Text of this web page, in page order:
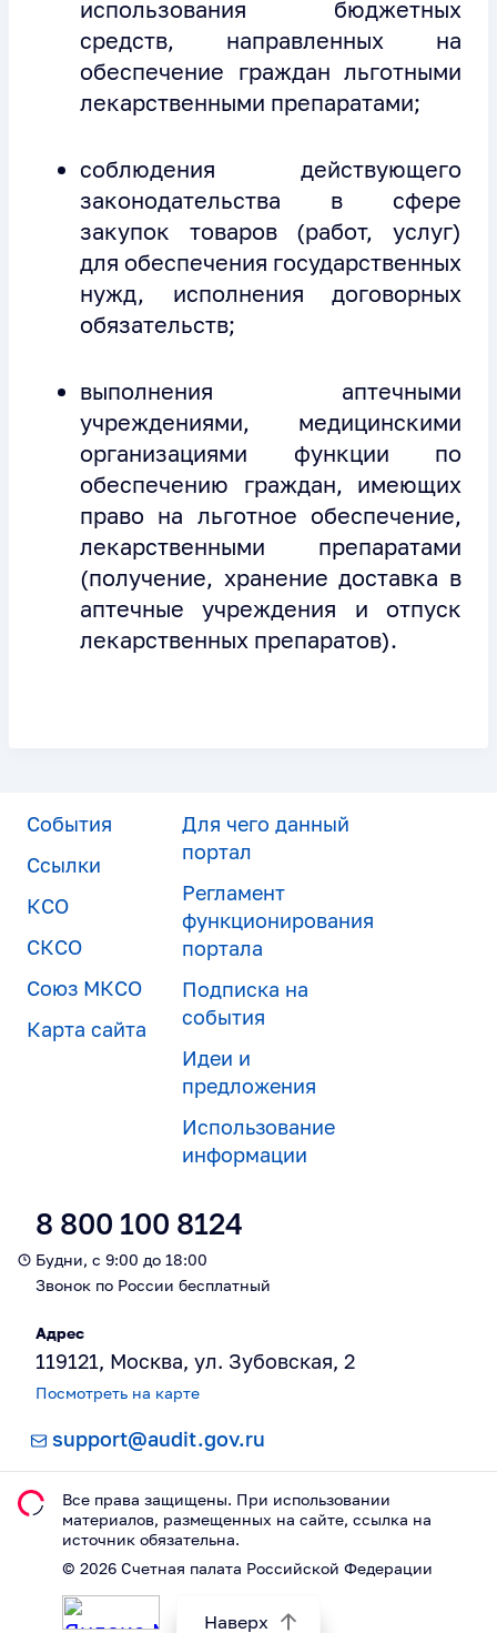
использования бюджетных
средств, направленных на
обеспечение граждан льготными
лекарственными препаратами;
соблюдения действующего
законодательства в сфере
закупок товаров (работ, услуг)
для обеспечения государственных
нужд, исполнения договорных
обязательств;
выполнения аптечными
учреждениями, медицинскими
организациями функции по
обеспечению граждан, имеющих
право на льготное обеспечение,
лекарственными препаратами
(получение, хранение доставка в
аптечные учреждения и отпуск
лекарственных препаратов).
События
Ссылки
КСО
СКСО
Союз МКСО
Карта сайта
Для чего данный
портал
Регламент
функционирования
портала
Подписка на
события
Идеи и
предложения
Использование
информации
8 800 100 8124
Будни, с 9:00 до 18:00
Звонок по России бесплатный
Адрес
119121, Москва, ул. Зубовская, 2
Посмотреть на карте
support@audit.gov.ru
Все права защищены. При использовании
материалов, размещeнных на сайте, ссылка на
источник обязательна.
© 2026 Счетная палата Российской Федерации
Наверх